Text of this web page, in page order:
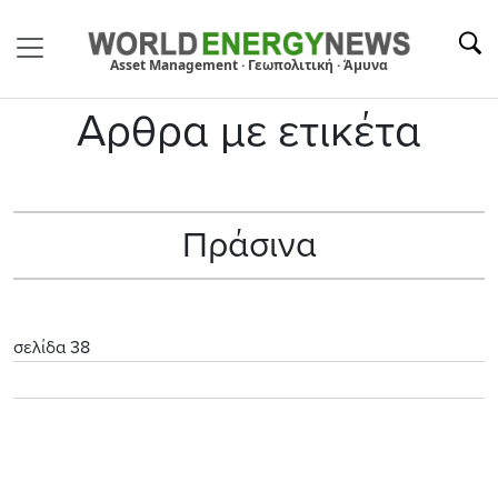
Asset Management · Γεωπολιτική · Άμυνα
Αρθρα με ετικέτα
Πράσινα
σελίδα 38